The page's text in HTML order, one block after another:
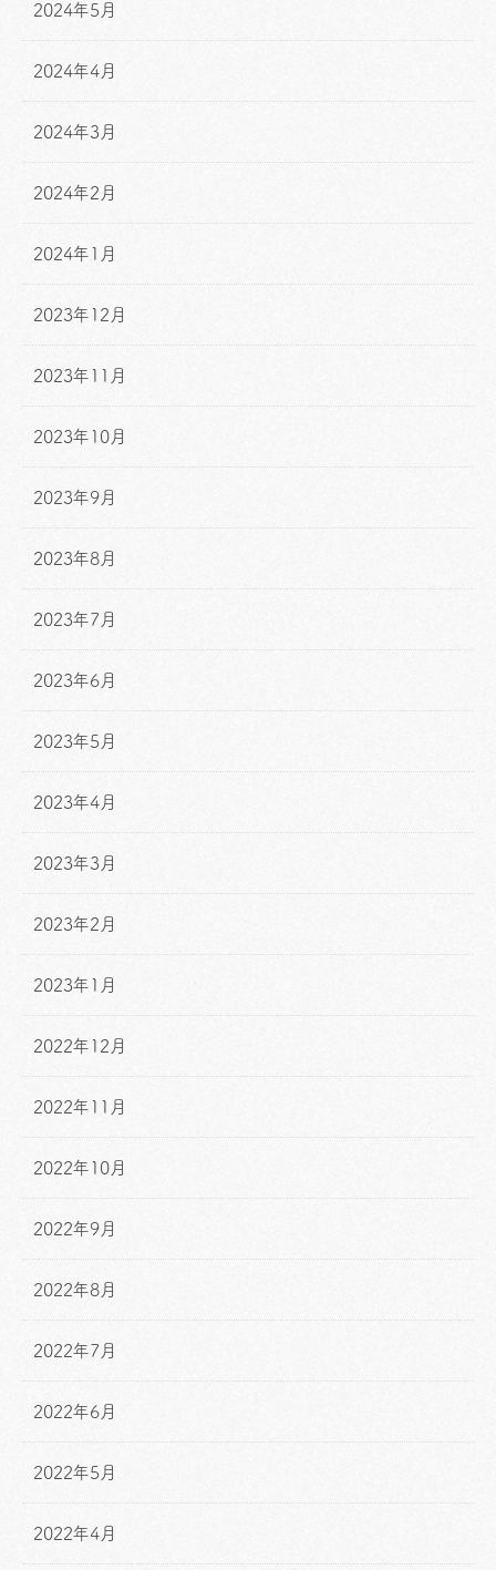
2024年5月
2024年4月
2024年3月
2024年2月
2024年1月
2023年12月
2023年11月
2023年10月
2023年9月
2023年8月
2023年7月
2023年6月
2023年5月
2023年4月
2023年3月
2023年2月
2023年1月
2022年12月
2022年11月
2022年10月
2022年9月
2022年8月
2022年7月
2022年6月
2022年5月
2022年4月